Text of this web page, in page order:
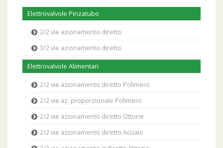
Elettrovalvole Pinzatubo
2/2 vie azionamento diretto
3/2 vie azionamento diretto
Elettrovalvole Alimentari
2/2 vie azionamento diretto Polimero
2/2 vie az. proporzionale Polimero
2/2 vie azionamento diretto Ottone
2/2 vie azionamento diretto Acciaio